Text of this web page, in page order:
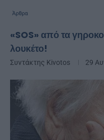
Άρθρα
«SOS» από τα
λουκέτο!
Συντάκτης Kivotos 29